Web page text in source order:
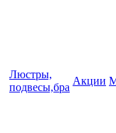
Люстры,
подвесы,бра
Акции